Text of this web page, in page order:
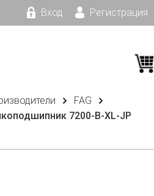
Вход Регистрация
FAG
7200-B-XL-JP